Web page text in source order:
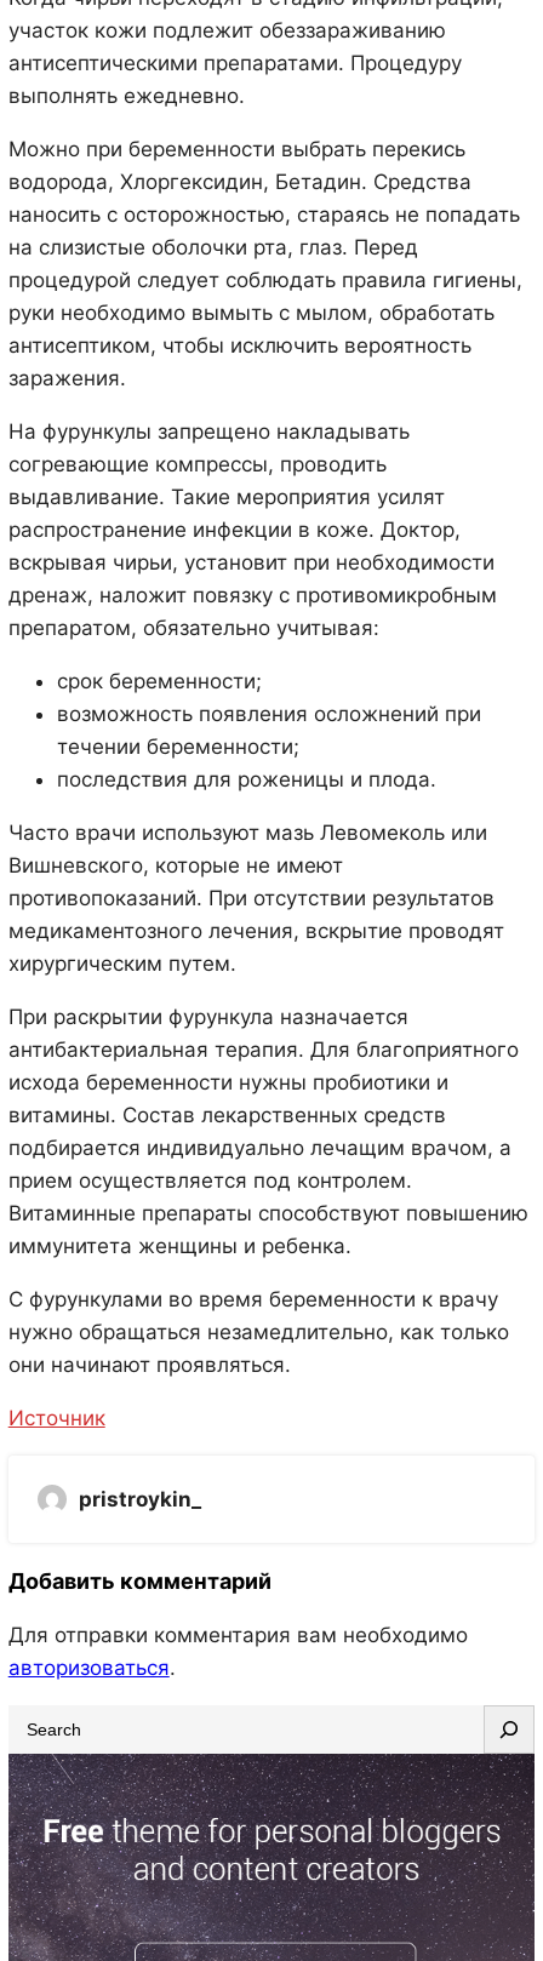
участок кожи подлежит обеззараживанию
антисептическими препаратами. Процедуру
выполнять ежедневно.
Можно при беременности выбрать перекись
водорода, Хлоргексидин, Бетадин. Средства
наносить с осторожностью, стараясь не попадать
на слизистые оболочки рта, глаз. Перед
процедурой следует соблюдать правила гигиены,
руки необходимо вымыть с мылом, обработать
антисептиком, чтобы исключить вероятность
заражения.
На фурункулы запрещено накладывать
согревающие компрессы, проводить
выдавливание. Такие мероприятия усилят
распространение инфекции в коже. Доктор,
вскрывая чирьи, установит при необходимости
дренаж, наложит повязку с противомикробным
препаратом, обязательно учитывая:
срок беременности;
возможность появления осложнений при
течении беременности;
последствия для роженицы и плода.
Часто врачи используют мазь Левомеколь или
Вишневского, которые не имеют
противопоказаний. При отсутствии результатов
медикаментозного лечения, вскрытие проводят
хирургическим путем.
При раскрытии фурункула назначается
антибактериальная терапия. Для благоприятного
исхода беременности нужны пробиотики и
витамины. Состав лекарственных средств
подбирается индивидуально лечащим врачом, а
прием осуществляется под контролем.
Витаминные препараты способствуют повышению
иммунитета женщины и ребенка.
С фурункулами во время беременности к врачу
нужно обращаться незамедлительно, как только
они начинают проявляться.
Источник
pristroykin_
Добавить комментарий
Для отправки комментария вам необходимо
авторизоваться.
e
a
r
c
h